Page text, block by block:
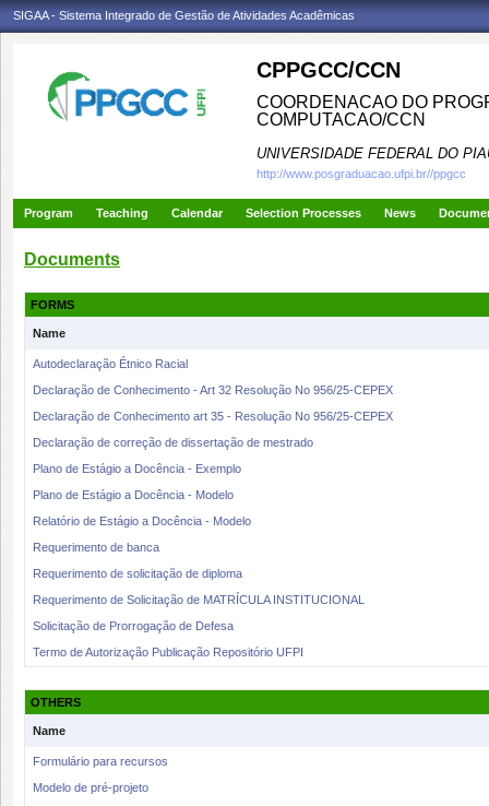
SIGAA - Sistema Integrado de Gestão de Atividades Acadêmicas
CPPGCC/CCN
COORDENACAO DO
COMPUTACAO/CCN
UNIVERSIDADE FEDERAL DO
http://www.posgraduacao.ufpi.br//ppgcc
Program Teaching Calendar Selection Processes News
Documents
FORMS
Name
Autodeclaração Étnico Racial
Declaração de Conhecimento - Art 32 Resolução No 956/25-CEPEX
Declaração de Conhecimento art 35 - Resolução No 956/25-CEPEX
Declaração de correção de dissertação de mestrado
Plano de Estágio a Docência - Exemplo
Plano de Estágio a Docência - Modelo
Relatório de Estágio a Docência - Modelo
Requerimento de banca
Requerimento de solicitação de diploma
Requerimento de Solicitação de MATRÍCULA INSTITUCIONAL
Solicitação de Prorrogação de Defesa
Termo de Autorização Publicação Repositório UFPI
OTHERS
Name
Formulário para recursos
Modelo de pré-projeto